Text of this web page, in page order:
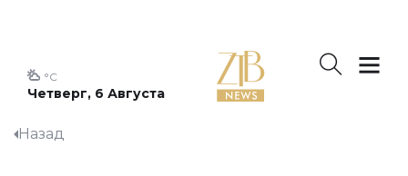
Четверг, 6 Августа
°C
Назад